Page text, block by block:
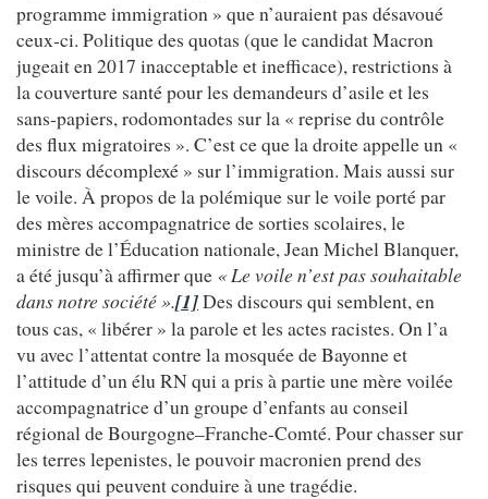
programme immigration » que n’auraient pas désavoué
ceux-ci. Politique des quotas (que le candidat Macron
jugeait en 2017 inacceptable et inefficace), restrictions à
la couverture santé pour les demandeurs d’asile et les
sans-papiers, rodomontades sur la « reprise du contrôle
des flux migratoires ». C’est ce que la droite appelle un «
discours décomplexé » sur l’immigration. Mais aussi sur
le voile. À propos de la polémique sur le voile porté par
des mères accompagnatrice de sorties scolaires, le
ministre de l’Éducation nationale, Jean Michel Blanquer,
a été jusqu’à affirmer que « Le voile n’est pas souhaitable
dans notre société ».[1]Des discours qui semblent, en
tous cas, « libérer » la parole et les actes racistes. On l’a
vu avec l’attentat contre la mosquée de Bayonne et
l’attitude d’un élu RN qui a pris à partie une mère voilée
accompagnatrice d’un groupe d’enfants au conseil
régional de Bourgogne–Franche-Comté. Pour chasser sur
les terres lepenistes, le pouvoir macronien prend des
risques qui peuvent conduire à une tragédie.